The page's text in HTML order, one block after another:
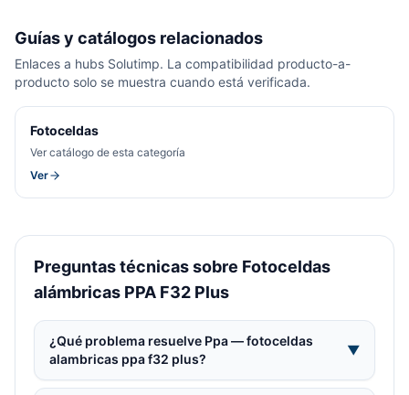
Guías y catálogos relacionados
Enlaces a hubs Solutimp. La compatibilidad producto-a-
producto solo se muestra cuando está verificada.
Fotoceldas
Ver catálogo de esta categoría
Ver
Preguntas técnicas sobre Fotoceldas
alámbricas PPA F32 Plus
¿Qué problema resuelve Ppa — fotoceldas
alambricas ppa f32 plus?
▼